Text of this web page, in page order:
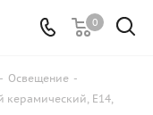
0
- Освещение -
керамический, Е14,